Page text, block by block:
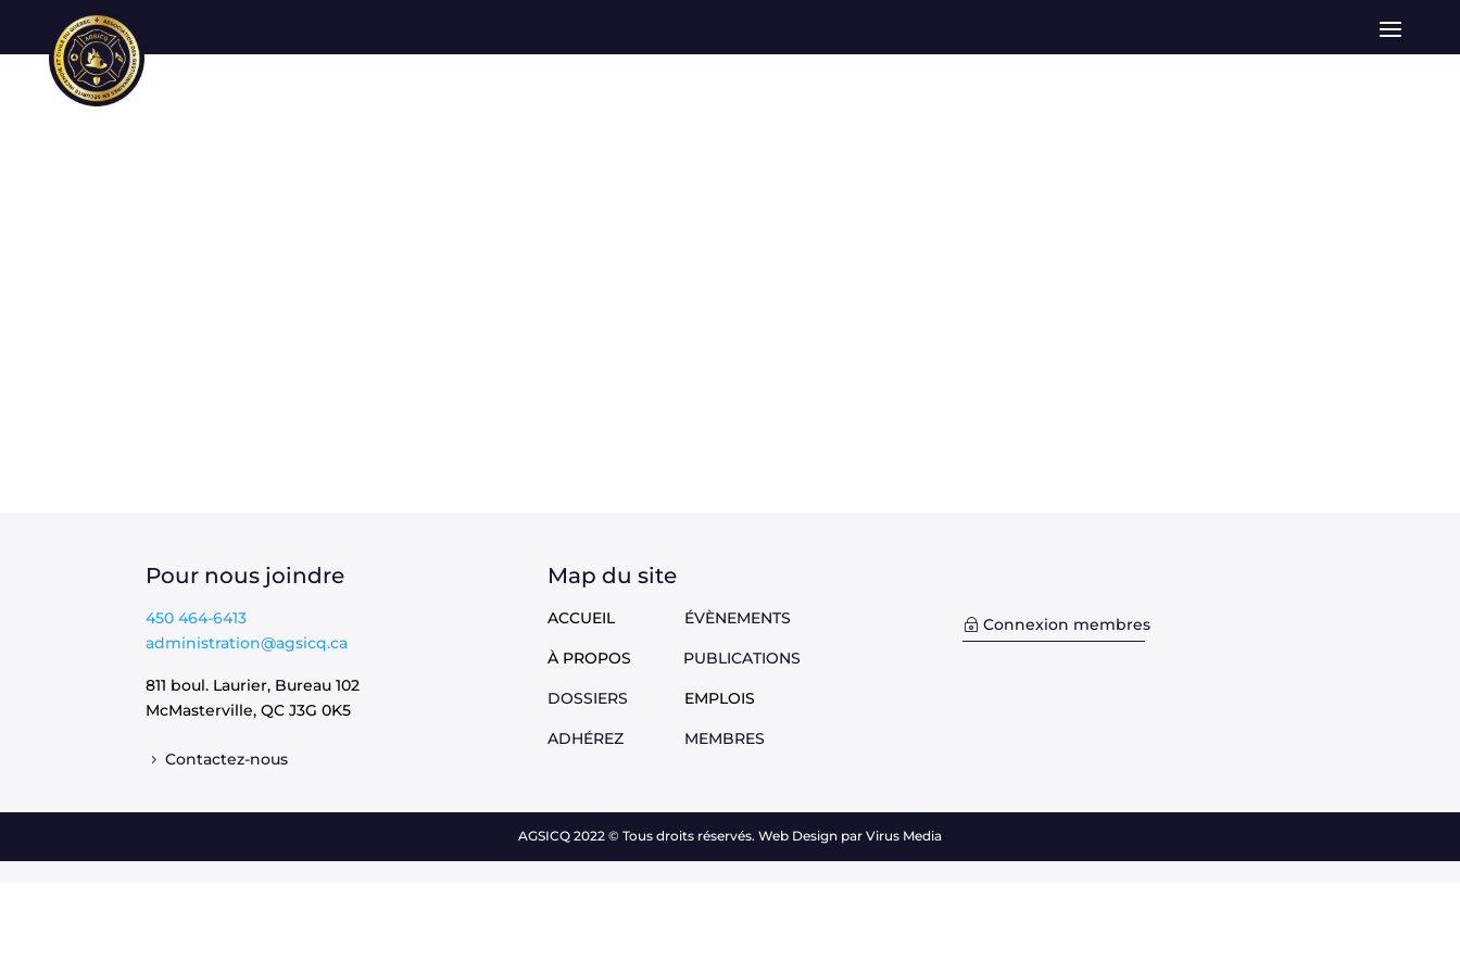
Pour nous joindre
450 464-6413
administration@agsicq.ca
811 boul. Laurier, Bureau 102
McMasterville, QCJ3G 0K5
Contactez-nous
Map du site
ACCUEIL ÉVÈNEMENTS
À PROPOS PUBLICATIONS
DOSSIERS EMPLOIS
ADHÉREZ MEMBRES
Connexion membres
AGSICQ 2022 © Tous droits réservés. Web Design par Virus Media